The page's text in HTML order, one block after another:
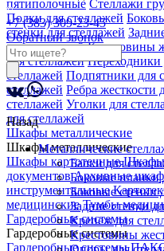
+7 (383) 309-23-45
Обратный звонок
Назад
Металлические
Балки для
Боковые планки
Боковые стенки
Задние стенки
Крепеж для
Крестовины
пятиполочные Стеллажи
Полки для стеллажей
стенки для стеллажей
для стеллажей Крестовины
для стеллажей Переходники
стеллажей Подпятники для
стеллажей Ребра жесткости
стеллажей Уголки для
для стеллажей
Шкафы металлические
Шкафы металлические
Шкафы картотечные Шкафы
документов Архивные
инструментальные
медицинские Тумбы
Гардеробные системы
Гардеробные системы
Гардеробные системы